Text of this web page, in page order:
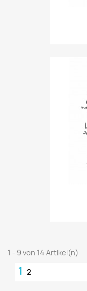
1 - 9 von 14 Artikel(n)
1 2